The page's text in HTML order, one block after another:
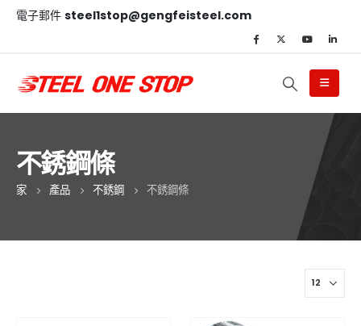
電子郵件 steel1stop@gengfeisteel.com
不銹鋼條
家 產品 不銹鋼 不銹鋼條